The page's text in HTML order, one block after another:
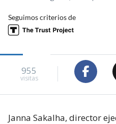
Seguimos criterios de
955
visitas
Janna Sakalha, director